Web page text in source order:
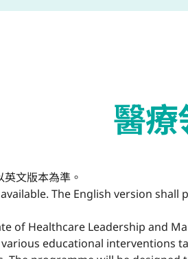
醫療
文版本為準。
The English version shall
of Healthcare Leadership and
educational interventions